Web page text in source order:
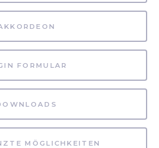
FORMULAR
MÖGLICHKEITEN